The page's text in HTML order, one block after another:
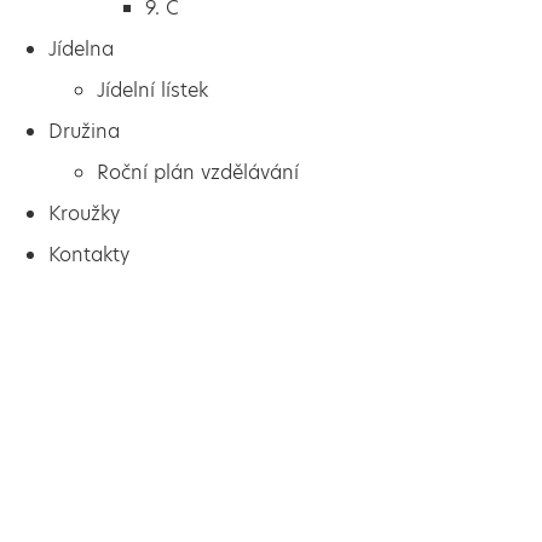
9. C
Jídelna
Jídelní lístek
Družina
Roční plán vzdělávání
Kroužky
Kontakty